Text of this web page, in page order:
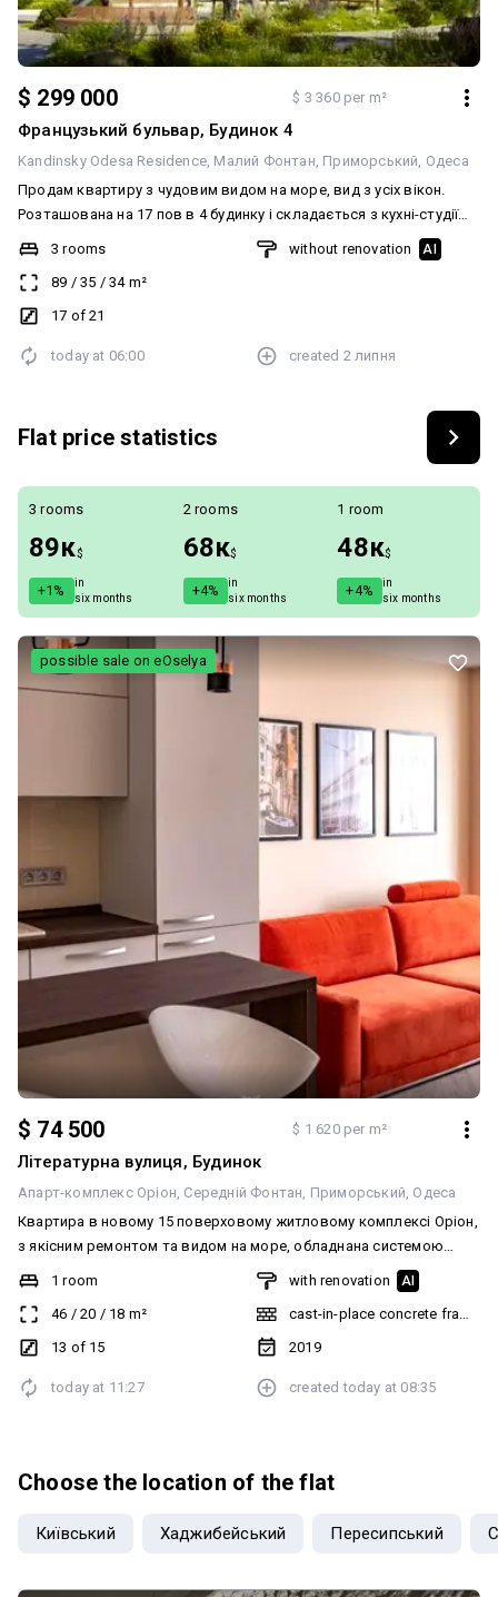
$ 299 000 $ 3 360 per m²
Французький бульвар, Будинок 4
Kandinsky Odesa Residence Малий Фонтан Приморський Одеса
Продам квартиру з чудовим видом на море, вид з усіх вікон.
Розташована на 17 пов в 4 будинку і складається з кухні-студії
(34м2) і двох спалень, 2 з/в. Будинок вводитиметься в
експлуатацію 2027 року Є паркомісце у підземному паркінгу
3 rooms
89 / 35 / 34m²
17 of 21
without renovation AI
today at 06:00 created 2 липня
Flat price statistics
3 rooms
89к$
+1%
in
six months
2 rooms
68к$
+4%
in
six months
1 room
48к$
+4%
in
six months
$ 74 500 $ 1 620 per m²
Літературна вулиця, Будинок
Апарт-комплекс Оріон Середній Фонтан Приморський Одеса
Квартира в новому 15 поверховому житловому комплексі Оріон,
з якісним ремонтом та видом на море, обладнана системою
«Розумний будинок», має окрему спальню , кухню студію та
гардеробну кімнату. Укомплектована якісною сантехнікою та
побутовою технікою. Переведена в житловий фонд. Будинок має
власну закриту територію, паковку, паркінг, розташований
поверсі продуктовий супермаркет, поруч розвинута
стан квартири: дизайнерський ремонт • утеплення: зовнішнє;
плитка • вінілове; Внутрішнє оздоблення: фарбування; Зовнішня
котельня; Підігрів води: бойлер; Приміщення: кількість спалень: 1
1 room
46 / 20 / 18 m²
13 of 15
with renovation AI
cast-in-place concrete frame
2019
today at 11:27 created today at 08:35
possible sale on eOselya
Choose the location of the flat
Київський Хаджибейський Пересипський